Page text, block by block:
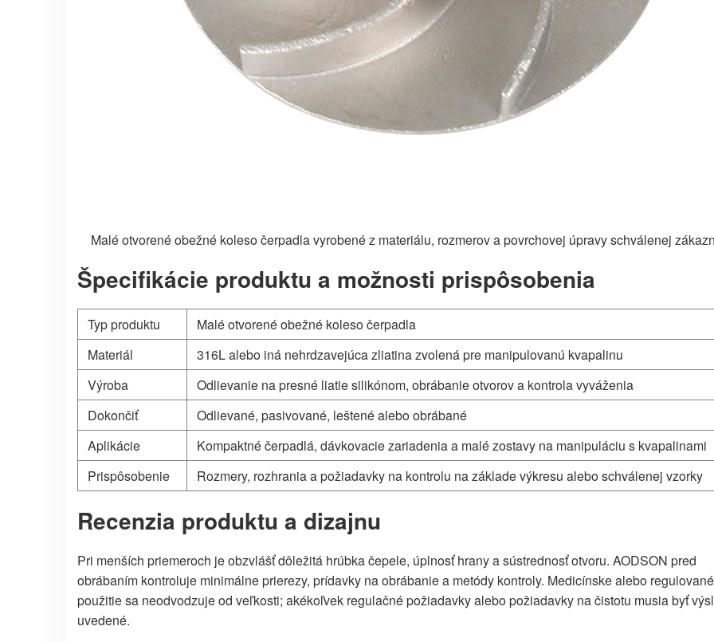
Malé otvorené obežné koleso čerpadla vyrobené z materiálu, rozmerov a povrchovej úpravy schválenej
Špecifikácie produktu a možnosti prispôsobenia
Typ produktu
Malé otvorené obežné koleso čerpadla
Materiál
316L alebo iná nehrdzavejúca zliatina zvolená pre manipulovanú kvapalinu
Výroba
Odlievanie na presné liatie silikónom, obrábanie otvorov a kontrola vyváženia
Dokončiť
Odlievané, pasivované, leštené alebo obrábané
Aplikácie
Kompaktné čerpadlá, dávkovacie zariadenia a malé zostavy na manipuláciu s kvapalinami
Prispôsobenie
Rozmery, rozhrania a požiadavky na kontrolu na základe výkresu alebo schválenej vzorky
Recenzia produktu a dizajnu
Pri menších priemeroch je obzvlášť dôležitá hrúbka čepele, úplnosť hrany a sústrednosť otvoru. AODSON pred
obrábaním kontroluje minimálne prierezy, prídavky na obrábanie a metódy kontroly. Medicínske alebo regulované
použitie sa neodvodzuje od veľkosti; akékoľvek regulačné požiadavky alebo požiadavky na čistotu musia byť
uvedené.